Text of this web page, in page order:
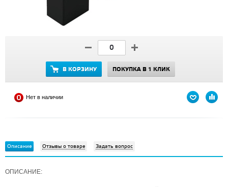
В КОРЗИНУ ПОКУПКА В 1 КЛИК
Нет в наличии
Описание Отзывы о товаре Задать вопрос
ОПИСАНИЕ: